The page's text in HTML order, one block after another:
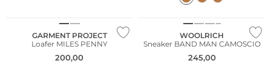
GARMENT PROJECT
Loafer MILES PENNY
200,00
WOOLRICH
Sneaker BAND MAN CAMOSCIO
245,00